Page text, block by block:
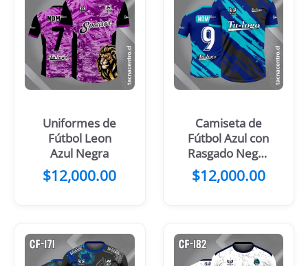
Uniformes de
Fútbol Leon
Azul Negra
$12,000.00
Camiseta de
Fútbol Azul con
Rasgado Negro
y Amarillo
$12,000.00